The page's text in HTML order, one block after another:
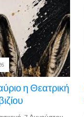
η Θεατρική